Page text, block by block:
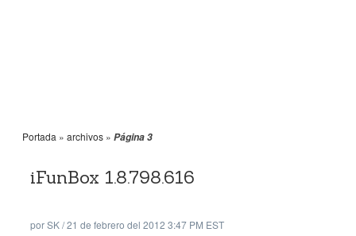
Portada » archivos » Página 3
iFunBox 1.8.798.616
porSK/21 de febrero del 2012 3:47 PM EST